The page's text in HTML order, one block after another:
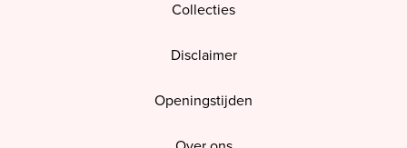
Collecties
Disclaimer
Openingstijden